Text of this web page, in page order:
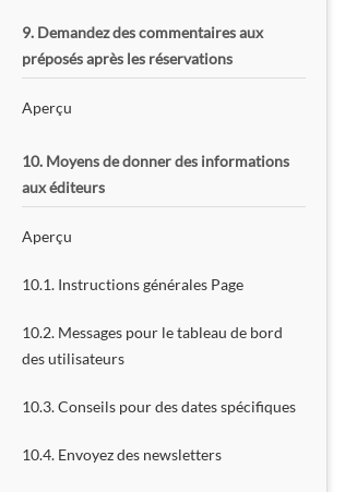
9. Demandez des commentaires aux
préposés après les réservations
Aperçu
10. Moyens de donner des informations
aux éditeurs
Aperçu
10.1. Instructions générales Page
10.2. Messages pour le tableau de bord
des utilisateurs
10.3. Conseils pour des dates spécifiques
10.4. Envoyez des newsletters